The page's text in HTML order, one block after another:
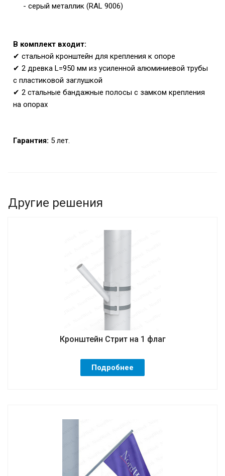
- серый металлик (RAL 9006)
В комплект входит:
✔ стальной кронштейн для крепления к опоре
✔ 2 древка L=950 мм из усиленной алюминиевой трубы
с пластиковой заглушкой
✔ 2 стальные бандажные полосы с замком крепления
на опорах
Гарантия: 5 лет.
Другие решения
Кронштейн Стрит на 1 флаг
Подробнее